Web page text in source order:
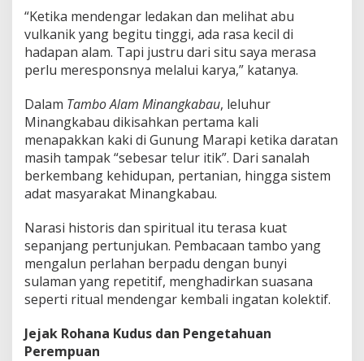
“Ketika mendengar ledakan dan melihat abu
vulkanik yang begitu tinggi, ada rasa kecil di
hadapan alam. Tapi justru dari situ saya merasa
perlu meresponsnya melalui karya,” katanya.
Dalam Tambo Alam Minangkabau, leluhur
Minangkabau dikisahkan pertama kali
menapakkan kaki di Gunung Marapi ketika daratan
masih tampak “sebesar telur itik”. Dari sanalah
berkembang kehidupan, pertanian, hingga sistem
adat masyarakat Minangkabau.
Narasi historis dan spiritual itu terasa kuat
sepanjang pertunjukan. Pembacaan tambo yang
mengalun perlahan berpadu dengan bunyi
sulaman yang repetitif, menghadirkan suasana
seperti ritual mendengar kembali ingatan kolektif.
Jejak Rohana Kudus dan Pengetahuan
Perempuan